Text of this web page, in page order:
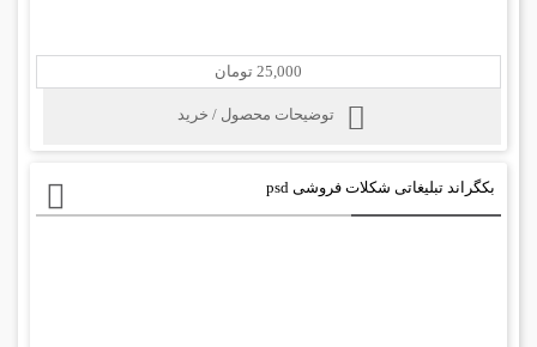
25,000 تومان
توضیحات محصول / خرید
بکگراند تبلیغاتی شکلات فروشی psd